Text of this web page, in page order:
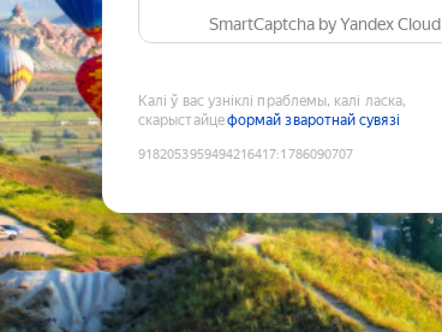
SmartCaptcha by Yandex Cloud
Калі ў вас узніклі праблемы, калі ласка,
скарыстайцеформай зваротнай сувязі
9182053959494216417:1786090707